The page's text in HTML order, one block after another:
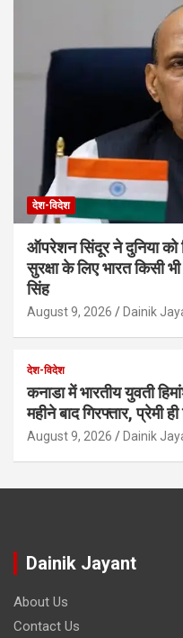
देश-विदेश
ऑपरेशन सिंदूर ने दुनिया को
सुरक्षा के लिए भारत किसी
सिंह
August 9, 2026 Dainik
देश-विदेश
कनाडा में भारतीय युवती
महीने बाद गिरफ्तार, प्रेमी
August 9, 2026 Dainik
Dainik Jayant
About Us
Contact Us